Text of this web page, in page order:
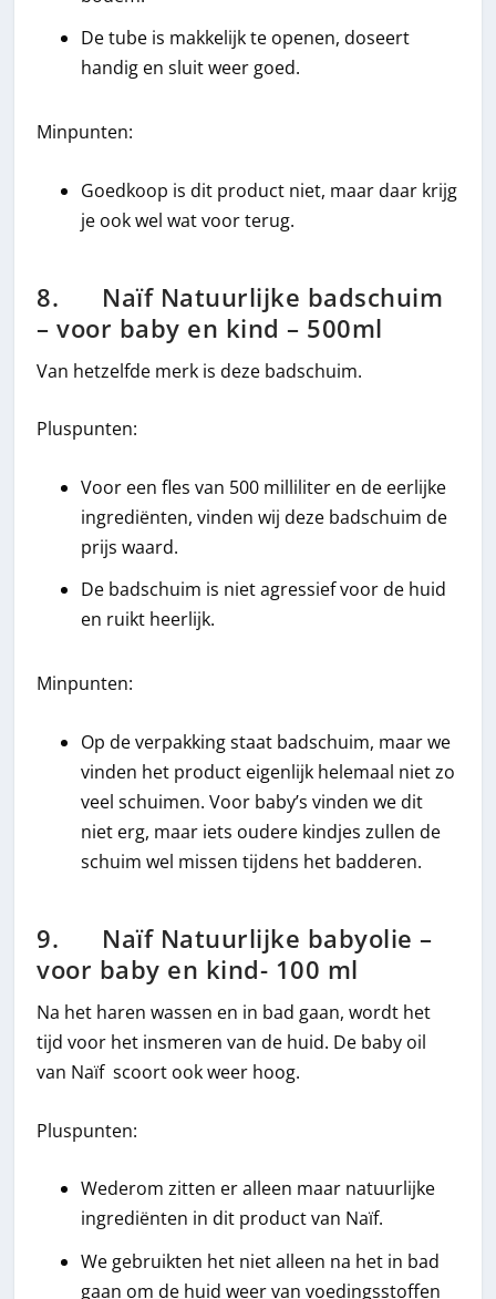
De tube is makkelijk te openen, doseert
handig en sluit weer goed.
Minpunten:
Goedkoop is dit product niet, maar daar krijg
je ook wel wat voor terug.
8. Naïf Natuurlijke badschuim
– voor baby en kind – 500ml
Van hetzelfde merk is deze badschuim.
Pluspunten:
Voor een fles van 500 milliliter en de eerlijke
ingrediënten, vinden wij deze badschuim de
prijs waard.
De badschuim is niet agressief voor de huid
en ruikt heerlijk.
Minpunten:
Op de verpakking staat badschuim, maar we
vinden het product eigenlijk helemaal niet zo
veel schuimen. Voor baby’s vinden we dit
niet erg, maar iets oudere kindjes zullen de
schuim wel missen tijdens het badderen.
9. Naïf Natuurlijke babyolie –
voor baby en kind- 100 ml
Na het haren wassen en in bad gaan, wordt het
tijd voor het insmeren van de huid. De baby oil
van Naïf scoort ook weer hoog.
Pluspunten:
Wederom zitten er alleen maar natuurlijke
ingrediënten in dit product van Naïf.
We gebruikten het niet alleen na het in bad
gaan om de huid weer van voedingsstoffen